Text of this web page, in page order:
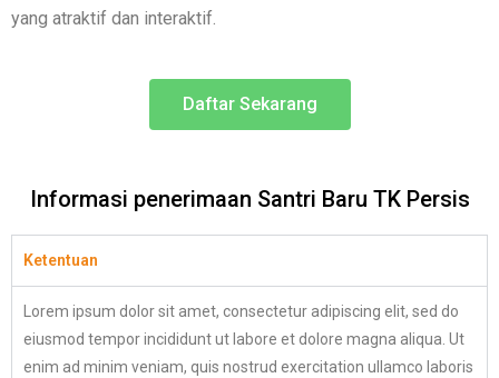
yang atraktif dan interaktif.
Daftar Sekarang
Informasi penerimaan Santri Baru TK Persis
Ketentuan
Lorem ipsum dolor sit amet, consectetur adipiscing elit, sed do
eiusmod tempor incididunt ut labore et dolore magna aliqua. Ut
enim ad minim veniam, quis nostrud exercitation ullamco laboris